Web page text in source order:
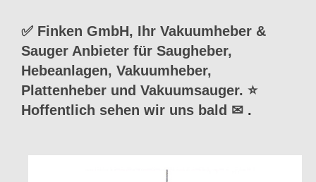
✅ Finken GmbH, Ihr Vakuumheber &
Sauger Anbieter für Saugheber,
Hebeanlagen, Vakuumheber,
Plattenheber und Vakuumsauger. ⭐
Hoffentlich sehen wir uns bald ✉ .